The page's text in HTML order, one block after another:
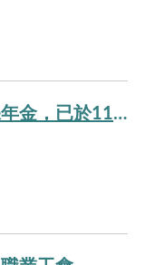
勞保局111年8月核付之勞保年金，已於111年8月30日匯入申請人帳戶。